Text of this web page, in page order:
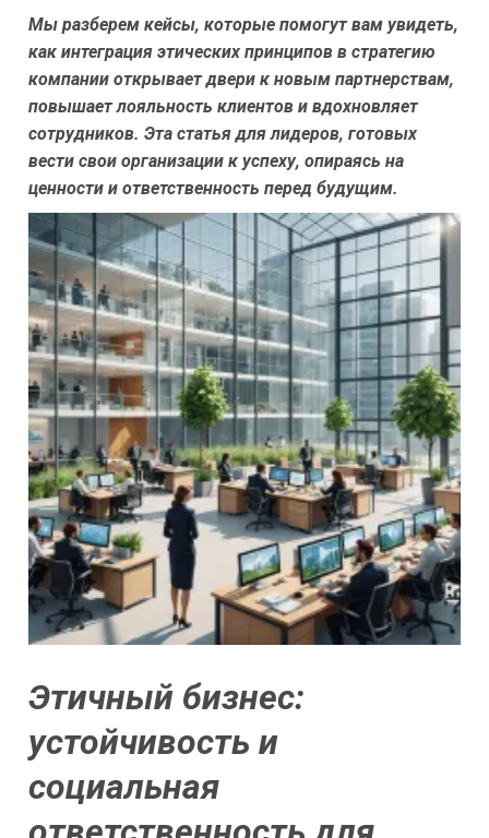
Мы разберем кейсы, которые помогут вам увидеть,
как интеграция этических принципов в стратегию
компании открывает двери к новым партнерствам,
повышает лояльность клиентов и вдохновляет
сотрудников. Эта статья для лидеров, готовых
вести свои организации к успеху, опираясь на
ценности и ответственность перед будущим.
Этичный бизнес:
устойчивость и
социальная